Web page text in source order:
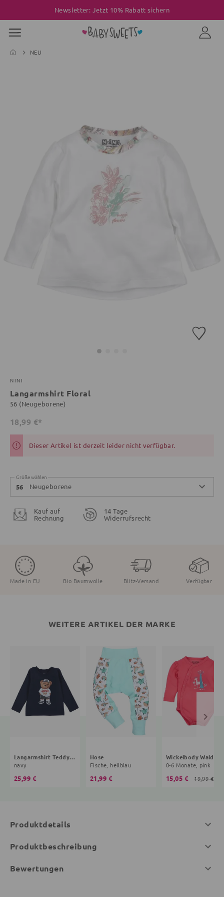
Newsletter: Jetzt 10% Rabatt sichern
NEU
NINI
Langarmshirt Floral
56 (Neugeborene)
18,99 €*
Dieser Artikel ist derzeit leider nicht verfügbar.
Größe wählen
56 Neugeborene
Kauf auf
Rechnung
14 Tage
Widerrufsrecht
Made in EU Bio Baumwolle Blitz-Versand Verfügbar
WEITERE ARTIKEL DER MARKE
Langarmshirt Teddybär
navy
25,99 €
Hose
Fische, hellblau
21,99 €
Wickelbody Wald
0-6 Monate, pink
15,05 € 19,99 €
Produktdetails
Produktbeschreibung
Bewertungen